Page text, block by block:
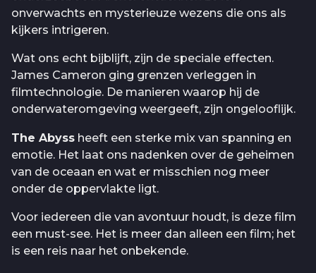
onverwachts en mysterieuze wezens die ons als
kijkers intrigeren.
Wat ons echt bijblijft, zijn de speciale effecten.
James Cameron ging grenzen verleggen in
filmtechnologie. De manieren waarop hij de
onderwateromgeving weergeeft, zijn ongelooflijk.
The Abyss heeft een sterke mix van spanning en
emotie. Het laat ons nadenken over de geheimen
van de oceaan en wat er misschien nog meer
onder de oppervlakte ligt.
Voor iedereen die van avontuur houdt, is deze film
een must-see. Het is meer dan alleen een film; het
is een reis naar het onbekende.